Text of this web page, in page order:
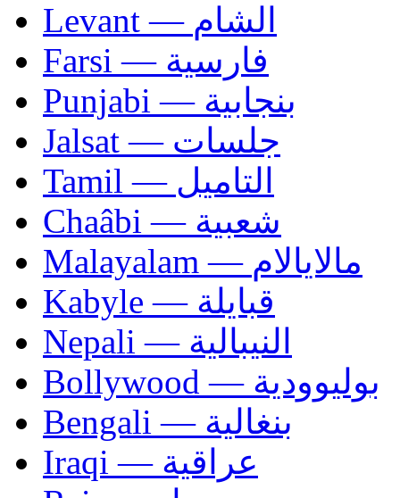
Levant — الشام
Farsi — فارسية
Punjabi — بنجابية
Jalsat — جلسات
Tamil — التاميل
Chaâbi — شعبية
Malayalam — مالايالام
Kabyle — قبايلة
Nepali — النيبالية
Bollywood — بوليوودية
Bengali — بنغالية
Iraqi — عراقية